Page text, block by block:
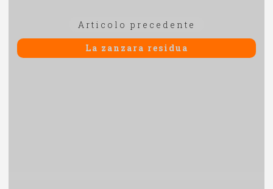
Articolo precedente
precedente:
La zanzara residua